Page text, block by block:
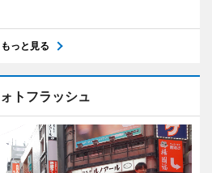
もっと見る
トフラッシュ